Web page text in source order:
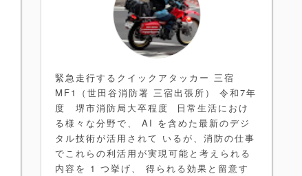
緊急走行するクイックアタッカー 三宿
MF1（世田谷消防署 三宿出張所） 令和7年
度 堺市消防局大卒程度 日常生活におけ
る様々な分野で、 AI を含めた最新のデジ
タル技術が活用されて いるが、消防の仕事
でこれらの利活用が実現可能と考えられる
内容を 1 つ挙げ、 得られる効果と留意す